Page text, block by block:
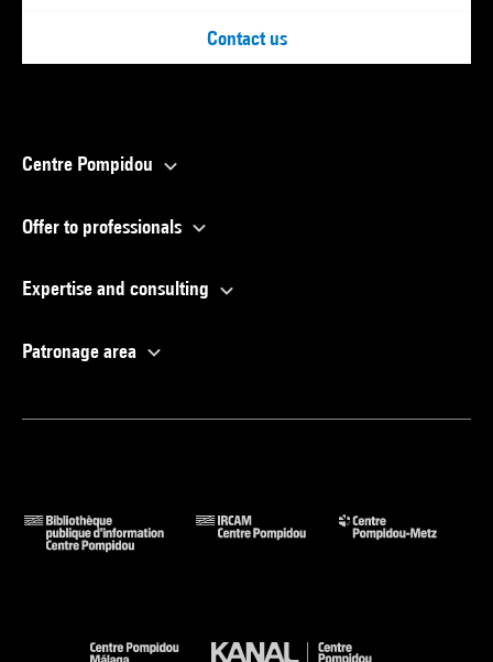
Contact us
Centre Pompidou
Offer to professionals
Expertise and consulting
Patronage area